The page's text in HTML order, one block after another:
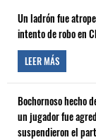
Un ladrón fue
intento de robo en
LEER MÁS
Bochornoso hecho
un jugador fue
suspendieron el